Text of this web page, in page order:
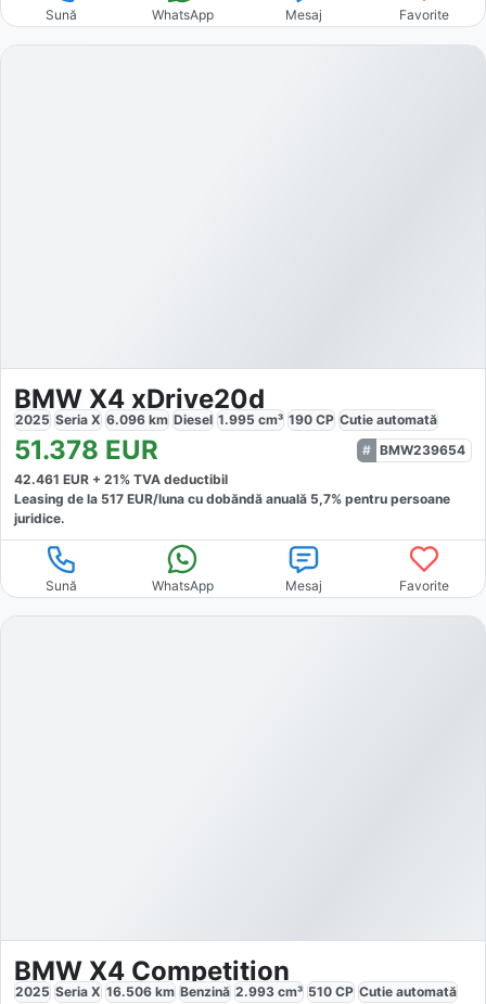
Sună WhatsApp Mesaj Favorite
BMW X4 xDrive20d
2025 Seria X 6.096 km Diesel 1.995 cm³ 190 CP Cutie automată
51.378 EUR
BMW239654
42.461 EUR + 21% TVA deductibil
Leasing de la 517 EUR/luna cu dobăndă anuală 5,7% pentru persoane
juridice.
Sună WhatsApp Mesaj Favorite
BMW X4 Competition
2025 Seria X 16.506 km Benzină 2.993 cm³ 510 CP Cutie automată